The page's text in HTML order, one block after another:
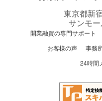
東京都新
サンモ
開業融資の専門サポート
お客様の声
事務
24時間